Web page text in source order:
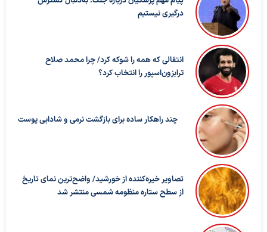
درگیری نیستیم
انتقالی که همه را شوکه کرد/ چرا محمد صلاح
ترابزون‌اسپور را انتخاب کرد؟
چند راهکار ساده برای بازگشت نرمی و شادابی پوست
تصاویر خیره‌کننده از خورشید/ واضح‌ترین نمای تاریخ
از سطح ستاره منظومه شمسی منتشر شد